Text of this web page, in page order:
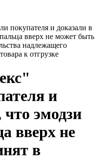
покупателя и доказали в
вверх не может быть
надлежащего
к отгрузке
и
что эмодзи
вверх не
в